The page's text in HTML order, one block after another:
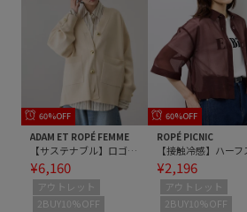
60%OFF
ADAM ET ROPÉ FEMME
【サステナブル】ロゴボタンミドルカーディガン
¥6,160
アウトレット
2BUY10%OFF
60%OFF
ROPÉ PICNIC
¥2,196
アウトレット
2BUY10%OFF